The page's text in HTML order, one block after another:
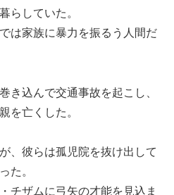
らしていた。
は家族に暴力を振るう人間だ
き込んで交通事故を起こし、
を亡くした。
、彼らは孤児院を抜け出して
た。
チザムに弓矢の才能を見込ま